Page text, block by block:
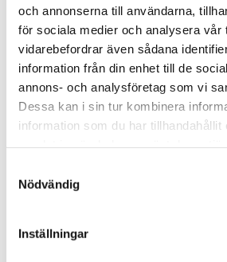
och annonserna till användarna,
för sociala medier och analysera vår
vidarebefordrar även sådana
information från din enhet till de
annons- och analysföretag som vi
Dessa kan i sin tur kombinera
information som du har tillhandahållit
Nödvändig
Inställningar
+
-
Lagerstatus
Artikelnr
Tillverkare